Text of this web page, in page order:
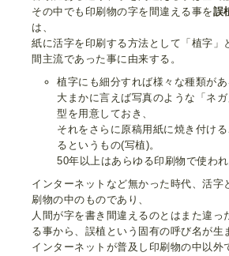
その中でも印刷物の字を間違える事を誤
は、
紙に活字を印刷する方法として「植字」
間主流であった事に由来する。
植字にも細分すれば様々な種類があ
大まかに言えば写真のような「ネ
型を用意しておき、
それをさらに原稿用紙に焼き付け
るというもの(写植)。
50年以上はあらゆる印刷物で使われ
インターネットなど無かった時代、活字
刷物の中のものであり、
人間が字を書き間違えるのとはまた違っ
る事から、誤植という固有の呼び名が生
インターネットが普及し印刷物の中以外